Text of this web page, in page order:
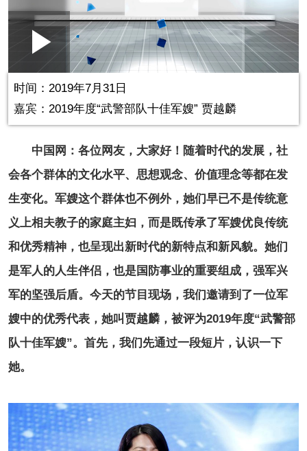
Play
Video
Mute
Picture-
Picture
时间：2019年7月31日
嘉宾：2019年度“武警部队十佳军嫂” 贾越麟
中国网：各位网友，大家好！随着时代的发展，社
会各个群体的文化水平、思想观念、价值理念等都在发
生变化。军嫂这个群体也不例外，她们早已不是传统意
义上相夫教子的家庭主妇，而是既传承了军嫂优良传统
和优秀精神，也呈现出新时代的新特点和新风貌。她们
是军人的人生伴侣，也是国防事业的重要组成，强军兴
军的坚强后盾。今天的节目现场，我们邀请到了一位军
嫂中的优秀代表，她叫贾越麟，被评为2019年度“武警部
队十佳军嫂”。首先，我们先通过一段短片，认识一下
她。